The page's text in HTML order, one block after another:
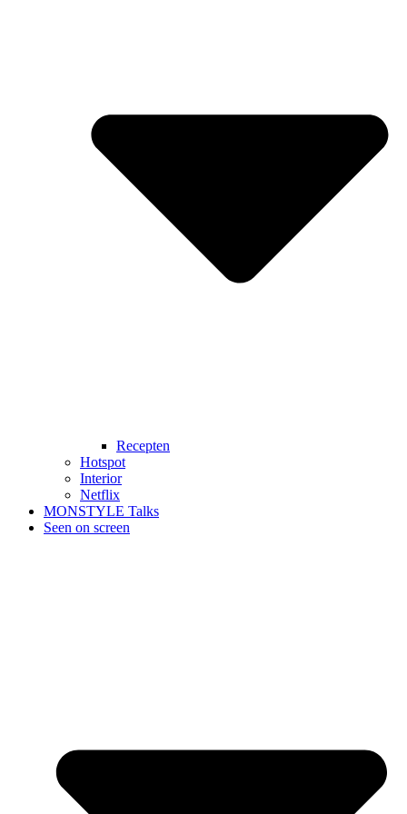
Recepten
Hotspot
Interior
Netflix
MONSTYLE Talks
Seen on screen